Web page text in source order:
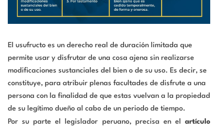
El usufructo es un derecho real de duración limitada que
permite usar y disfrutar de una cosa ajena sin realizarse
modificaciones sustanciales del bien o de su uso. Es decir, se
constituye, para atribuir plenas facultades de disfrute a una
persona con la finalidad de que estas vuelvan a la propiedad
de su legítimo dueño al cabo de un periodo de tiempo.
Por su parte el legislador peruano, precisa en el artículo